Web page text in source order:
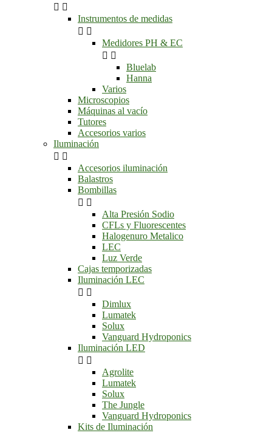
 
Instrumentos de medidas
 
Medidores PH & EC
 
Bluelab
Hanna
Varios
Microscopios
Máquinas al vacío
Tutores
Accesorios varios
Iluminación
 
Accesorios iluminación
Balastros
Bombillas
 
Alta Presión Sodio
CFLs y Fluorescentes
Halogenuro Metalico
LEC
Luz Verde
Cajas temporizadas
Iluminación LEC
 
Dimlux
Lumatek
Solux
Vanguard Hydroponics
Iluminación LED
 
Agrolite
Lumatek
Solux
The Jungle
Vanguard Hydroponics
Kits de Iluminación